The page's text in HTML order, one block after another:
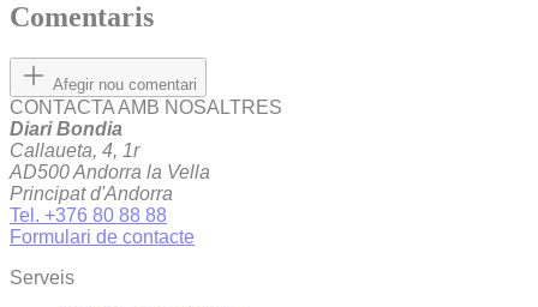
Comentaris
Afegir nou comentari
CONTACTA AMB NOSALTRES
Diari Bondia
Callaueta, 4, 1r
AD500 Andorra la Vella
Principat d'Andorra
Tel. +376 80 88 88
Formulari de contacte
Serveis